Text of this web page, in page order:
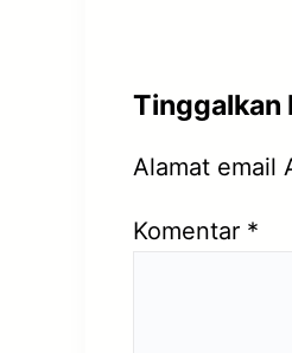
Tinggalkan
Alamat email
Komentar *